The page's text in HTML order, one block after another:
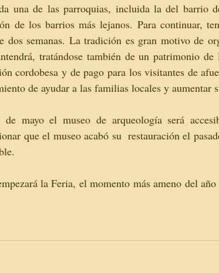
una de las parroquias, incluida la del barrio
de los barrios más lejanos. Para continuar,
dos semanas. La tradición es gran motivo de
tratándose también de un patrimonio
cordobesa y de pago para los visitantes de
de ayudar a las familias locales y aumentar
mayo el museo de arqueología será
que el museo acabó su  restauración el
la Feria, el momento más ameno del